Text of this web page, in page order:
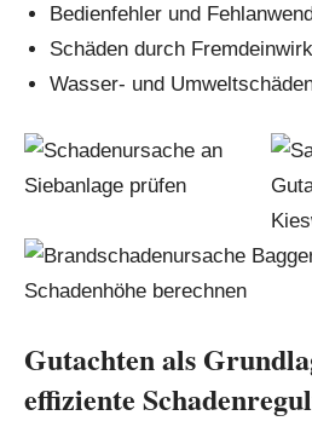
Bedienfehler und
Schäden durch
Wasser- und
Gutachten als
effiziente